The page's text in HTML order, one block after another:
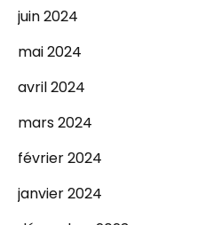
juin 2024
mai 2024
avril 2024
mars 2024
février 2024
janvier 2024